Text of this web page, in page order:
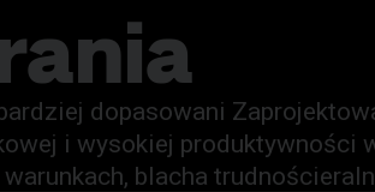
dopasowani
i wysokiej produktywności
blacha